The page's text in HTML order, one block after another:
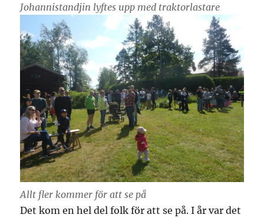
Johannistandjin lyftes upp med traktorlastare
Allt fler kommer för att se på
Det kom en hel del folk för att se på. I år var det